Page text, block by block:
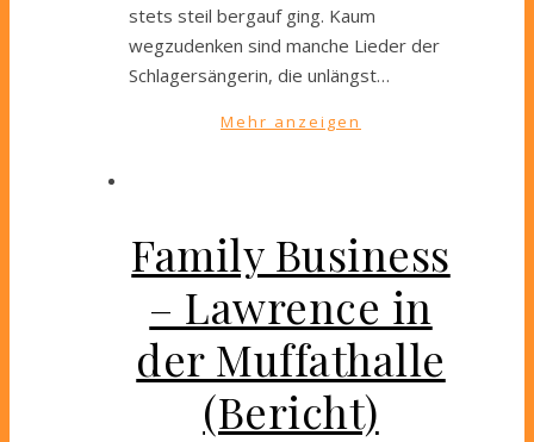
stets steil bergauf ging. Kaum
wegzudenken sind manche Lieder der
Schlagersängerin, die unlängst…
Mehr anzeigen
Family Business
– Lawrence in
der Muffathalle
(Bericht)